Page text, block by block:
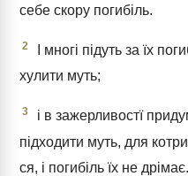
себе скору погибіль.
2
І многі підуть за їх
хулити муть;
3
і в зажерливостї
підходити муть, для
ся, і погибіль їх не дрімає.